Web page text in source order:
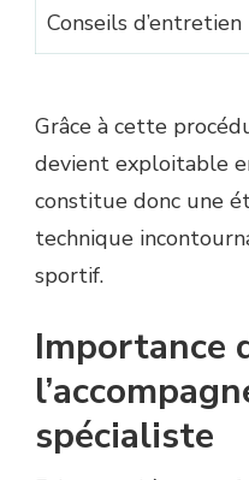
Conseils d’entretien
Grâce à cette
devient exploitable
constitue donc une
technique
sportif.
Importance
spécialiste